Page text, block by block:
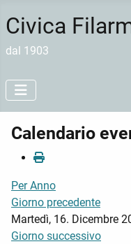
Civica
dal 1903
Calendario
Per Anno
Giorno precedente
Martedì, 16. Dicembre
Giorno successivo